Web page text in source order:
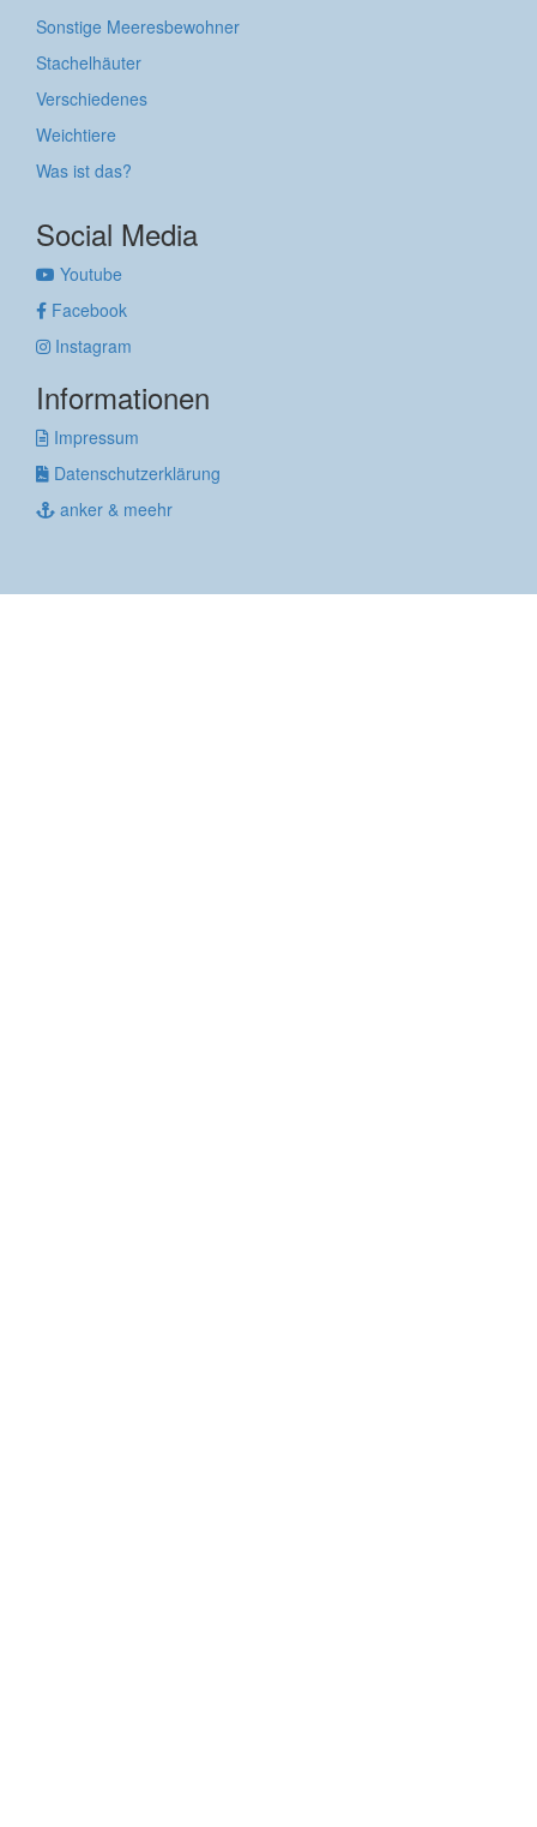
Sonstige Meeresbewohner
Stachelhäuter
Verschiedenes
Weichtiere
Was ist das?
Social Media
Youtube
Facebook
Instagram
Informationen
Impressum
Datenschutzerklärung
anker & meehr